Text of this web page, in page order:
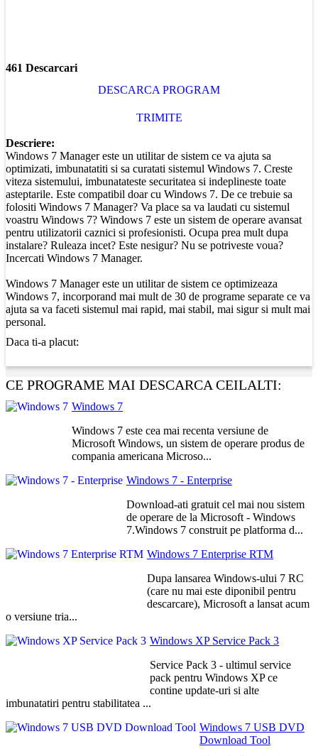
461 Descarcari
DESCARCA PROGRAM
TRIMITE
Descriere:
Windows 7 Manager este un utilitar de sistem ce va ajuta sa
optimizati, imbunatatiti si sa curatati sistemul Windows 7. Creste
viteza sistemului, imbunatateste securitatea si indeplineste toate
asteptarile. Este compatibil doar cu Windows 7. De ce trebuie sa
folositi Windows 7 Manager? Va place sa va laudati cu sistemul
voastru Windows 7? Windows 7 este un sistem de operare avansat
pentru utilizatorii caznici si profesionisti. Ocupa prea mult dupa
instalare? Ruleaza incet? Este nesigur? Nu se potriveste voua?
Incercati Windows 7 Manager.
Windows 7 Manager este un utilitar de sistem ce optimizeaza
Windows 7, incorporand mai mult de 30 de programe separate ce va
ajuta sa va faceti sistemul mai rapid, mai stabil, mai sigur si mult mai
personal.
Daca ti-a placut:
CE PROGRAME MAI DESCARCA CEILALTI:
Windows 7
Windows 7 este cea mai recenta versiune de
Microsoft Windows, un sistem de operare produs de
compania americana Microso...
Windows 7 - Enterprise
Download-ati gratuit cel mai nou sistem
de operare de la Microsoft - Windows
7.Windows 7 construit pe platforma d...
Windows 7 Enterprise RTM
Dupa lansarea Windows-ului 7 RC
(care nu mai este diponibil pentru
descarcare), Microsoft a lansat acum
o versiune tria...
Windows XP Service Pack 3
Service Pack 3 - ultimul service
pack pentru Windows XP ce
contine update-uri si alte
imbunatatiri pentru stabilitatea ...
Windows 7 USB DVD
Download Tool